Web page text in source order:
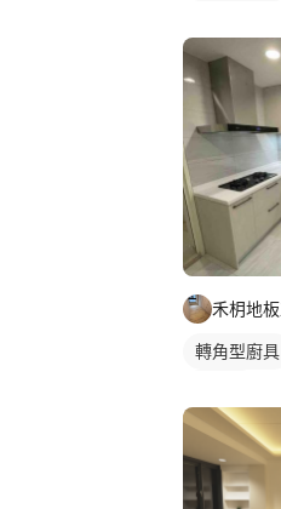
轉角型廚具